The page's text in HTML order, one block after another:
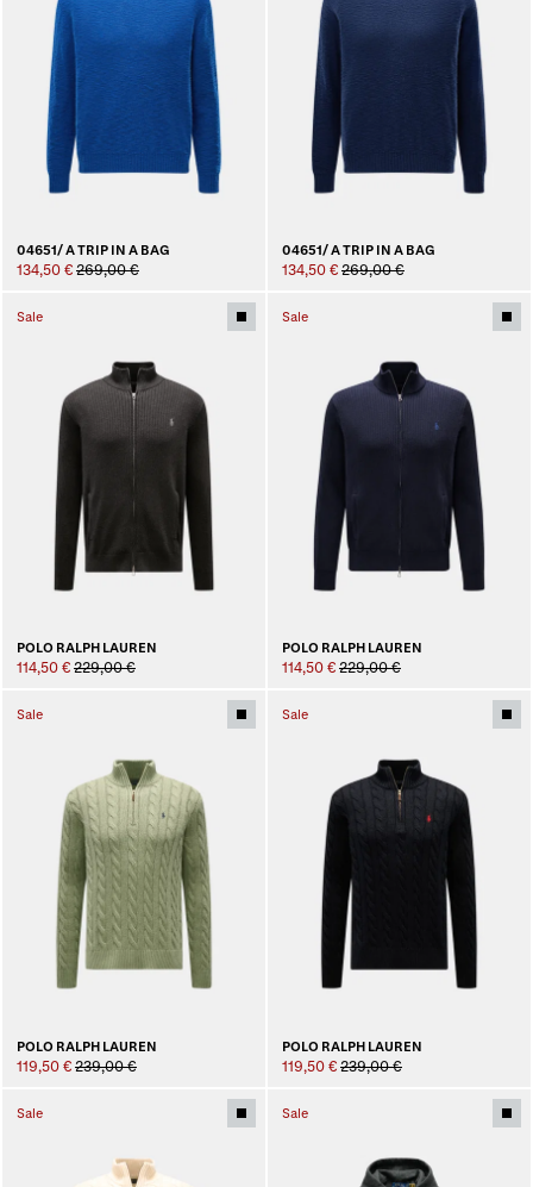
04651/ A TRIP IN A BAG
134,50 € 269,00 €
04651/ A TRIP IN A BAG
134,50 € 269,00 €
Sale
POLO RALPH LAUREN
114,50 € 229,00 €
Sale
POLO RALPH LAUREN
114,50 € 229,00 €
Sale
POLO RALPH LAUREN
119,50 € 239,00 €
Sale
POLO RALPH LAUREN
119,50 € 239,00 €
Sale Sale